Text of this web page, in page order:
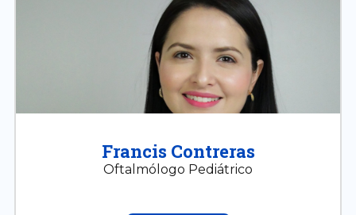
Francis Contreras
Oftalmólogo Pediátrico